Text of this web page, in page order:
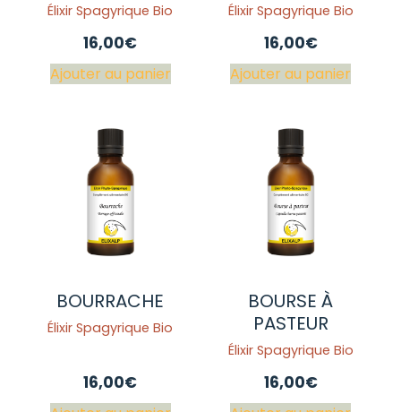
Élixir Spagyrique Bio
16,00€
Ajouter au panier
Élixir Spagyrique Bio
16,00€
Ajouter au panier
BOURRACHE
Élixir Spagyrique Bio
16,00€
BOURSE À
PASTEUR
Élixir Spagyrique Bio
16,00€